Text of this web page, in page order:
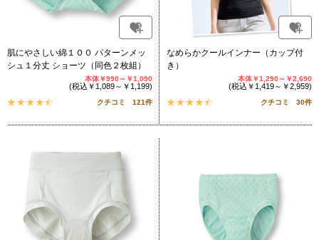
肌にやさしい綿１００ パターンメッ
シュ１分丈 ショーツ（同色２枚組）
本体￥990～￥1,090
(税込￥1,089～￥1,199)
クチコミ 121件
なめらかクールインナー（カップ付
き）
本体￥1,290～￥2,690
(税込￥1,419～￥2,959)
クチコミ 30件